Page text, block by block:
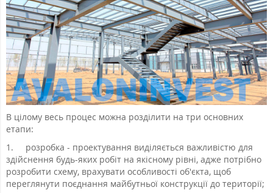
В цілому весь процес можна розділити на три основних
етапи:
1.
розробка - проектування виділяється важливістю для
здійснення будь-яких робіт на якісному рівні, адже потрібно
розробити схему, врахувати особливості об'єкта, щоб
переглянути поєднання майбутньої конструкції до території;